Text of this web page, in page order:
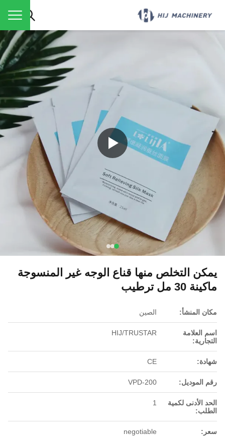
يمكن التخلص منها قناع الوجه غير المنسوجة
ماكينة 30 مل ترطيب
مكان المنشأ: الصين
اسم العلامة
التجارية:
HIJ/TRUSTAR
شهادة: CE
رقم الموديل: VPD-200
الحد الأدنى لكمية
الطلب:
1
سعر: negotiable